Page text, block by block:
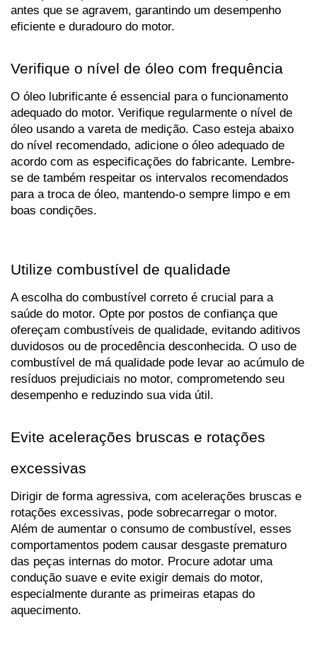
antes que se agravem, garantindo um desempenho
eficiente e duradouro do motor.
Verifique o nível de óleo com frequência
O óleo lubrificante é essencial para o funcionamento
adequado do motor. Verifique regularmente o nível de
óleo usando a vareta de medição. Caso esteja abaixo
do nível recomendado, adicione o óleo adequado de
acordo com as especificações do fabricante. Lembre-
se de também respeitar os intervalos recomendados
para a troca de óleo, mantendo-o sempre limpo e em
boas condições.
Utilize combustível de qualidade
A escolha do combustível correto é crucial para a
saúde do motor. Opte por postos de confiança que
ofereçam combustíveis de qualidade, evitando aditivos
duvidosos ou de procedência desconhecida. O uso de
combustível de má qualidade pode levar ao acúmulo de
resíduos prejudiciais no motor, comprometendo seu
desempenho e reduzindo sua vida útil.
Evite acelerações bruscas e rotações
excessivas
Dirigir de forma agressiva, com acelerações bruscas e
rotações excessivas, pode sobrecarregar o motor.
Além de aumentar o consumo de combustível, esses
comportamentos podem causar desgaste prematuro
das peças internas do motor. Procure adotar uma
condução suave e evite exigir demais do motor,
especialmente durante as primeiras etapas do
aquecimento.